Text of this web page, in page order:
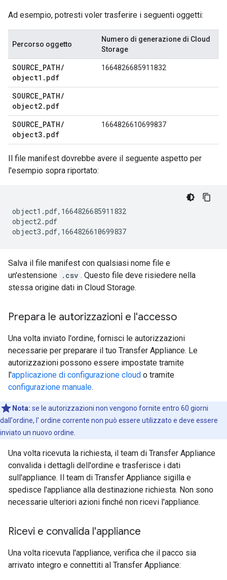
Ad esempio, potresti voler trasferire i seguenti oggetti:
Percorso oggetto
Numero di generazione di Cloud
Storage
SOURCE_PATH/
object1 . pdf
1664826685911832
SOURCE_PATH/
object2. pdf
SOURCE_PATH/
object3. pdf
1664826610699837
Il file manifest dovrebbe avere il seguente aspetto per
l'esempio sopra riportato:
object1.pdf,1664826685911832
object2.pdf
Salva il file manifest con qualsiasi nome file e
un'estensione .csv . Questo file deve risiedere nella
stessa origine dati in Cloud Storage.
Prepara le autorizzazioni e l'accesso
Una volta inviato l'ordine, fornisci le autorizzazioni
necessarie per preparare il tuo Transfer Appliance. Le
autorizzazioni possono essere impostate tramite
l'applicazione di configurazione cloud o tramite
configurazione manuale.
Nota: se le autorizzazioni non vengono fornite entro 60 giorni
dall'ordine, l' ordine corrente non può essere utilizzato e deve essere
inviato un nuovo ordine.
Una volta ricevuta la richiesta, il team di Transfer Appliance
convalida i dettagli dell'ordine e trasferisce i dati
sull'appliance. Il team di Transfer Appliance sigilla e
spedisce l'appliance alla destinazione richiesta. Non sono
necessarie ulteriori azioni finché non ricevi l'appliance.
Ricevi e convalida l'appliance
Una volta ricevuta l'appliance, verifica che il pacco sia
arrivato integro e connettiti al Transfer Appliance: